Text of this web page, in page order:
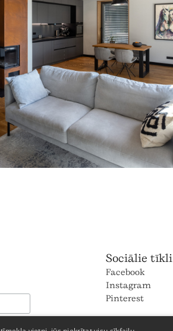
Sociālie tīkli
Facebook
Instagram
Pinterest